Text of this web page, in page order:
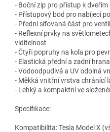
- Boční zip pro přístup k dveřím
- Přístupový bod pro nabíjecí
- Přední síťovaná část pro
- Reflexní prvky na
viditelnost
- Čtyři popruhy na kola pro
- Elastická přední a zadní
- Vodoodpudivá a UV odolná
- Měkká vnitřní vrstva chránící
- Lehký a kompaktní ve
Specifikace:
Kompatibilita: Tesla Model X